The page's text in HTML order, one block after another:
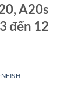
A20s
đến 12